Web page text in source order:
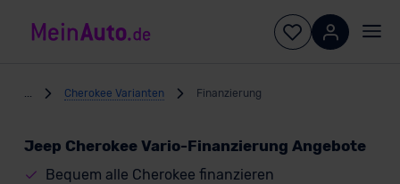
Cherokee Varianten Finanzierung
Jeep Cherokee Vario-Finanzierung Angebote
Bequem alle Cherokee finanzieren